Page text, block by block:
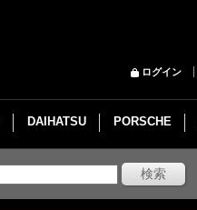
ログイン
DAIHATSU PORSCHE